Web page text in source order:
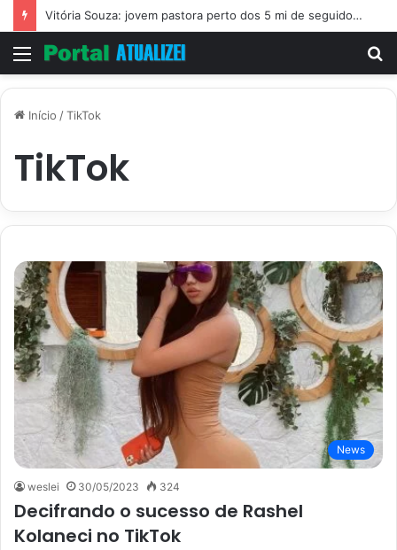
Vitória Souza: jovem pastora perto dos 5 mi de seguidores na web
Menu
Início /TikTok
TikTok
News
weslei 30/05/2023 324
Decifrando o sucesso de Rashel
Kolaneci no TikTok